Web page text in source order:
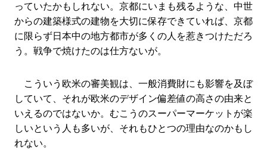
っていたかもしれない。京都にいまも残るような、中世
からの建築様式の建物を大切に保存できていれば、京都
に限らず日本中の地方都市が多くの人を惹きつけただろ
う。戦争で焼けたのは仕方ないが。
こういう欧米の審美観は、一般消費財にも影響を及ぼ
していて、それが欧米のデザイン偏差値の高さの由来と
いえるのではないか。むこうのスーパーマーケットが楽
しいという人も多いが、それもひとつの理由なのかもし
れない。